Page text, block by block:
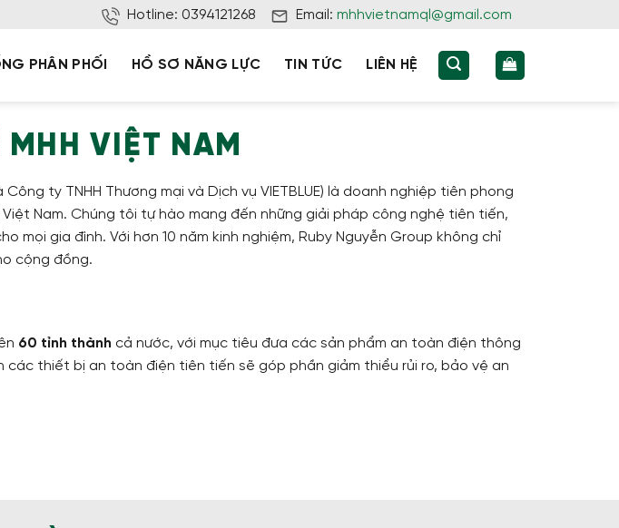
Hotline: 0394121268 Email: mhhvietnamql@gmail.com
PHÂN PHỐI HỒ SƠ NĂNG LỰC TIN TỨC LIÊN HỆ
VIỆT NAM
Công ty TNHH Thương mại và Dịch vụ VIETBLUE) là doanh nghiệp tiên phong
Nam. Chúng tôi tự hào mang đến những giải pháp công nghệ tiên tiến,
gia đình. Với hơn 10 năm kinh nghiệm, Ruby Nguyễn Group không chỉ
cộng đồng.
60 tỉnh thành cả nước, với mục tiêu đưa các sản phẩm an toàn điện thông
thiết bị an toàn điện tiên tiến sẽ góp phần giảm thiểu rủi ro, bảo vệ an